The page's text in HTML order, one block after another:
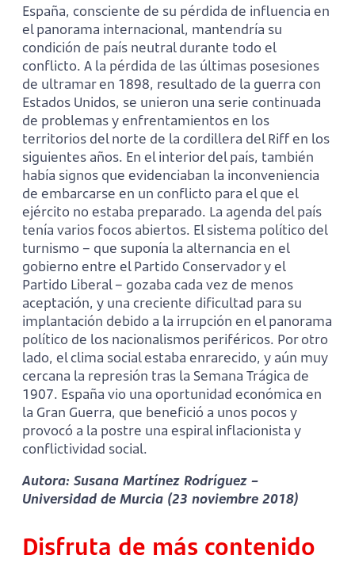
España, consciente de su pérdida de influencia en
el panorama internacional, mantendría su
condición de país neutral durante todo el
conflicto. A la pérdida de las últimas posesiones
de ultramar en 1898, resultado de la guerra con
Estados Unidos, se unieron una serie continuada
de problemas y enfrentamientos en los
territorios del norte de la cordillera del Riff en los
siguientes años. En el interior del país, también
había signos que evidenciaban la inconveniencia
de embarcarse en un conflicto para el que el
ejército no estaba preparado. La agenda del país
tenía varios focos abiertos. El sistema político del
turnismo – que suponía la alternancia en el
gobierno entre el Partido Conservador y el
Partido Liberal – gozaba cada vez de menos
aceptación, y una creciente dificultad para su
implantación debido a la irrupción en el panorama
político de los nacionalismos periféricos. Por otro
lado, el clima social estaba enrarecido, y aún muy
cercana la represión tras la Semana Trágica de
1907. España vio una oportunidad económica en
la Gran Guerra, que benefició a unos pocos y
provocó a la postre una espiral inflacionista y
conflictividad social.
Autora: Susana Martínez Rodríguez –
Universidad de Murcia (23 noviembre 2018)
Disfruta de más contenido